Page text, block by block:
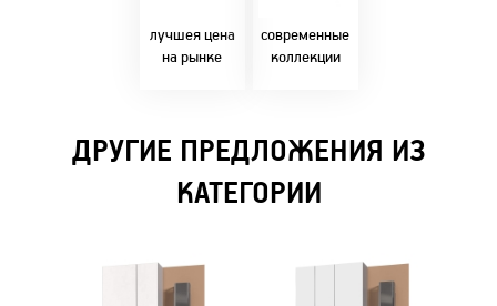
лучшея цена
на рынке
современные
коллекции
решениями!
ДРУГИЕ ПРЕДЛОЖЕНИЯ ИЗ
КАТЕГОРИИ